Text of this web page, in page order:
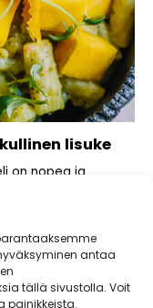
antaa
tällä sivustolla. Voit
lisuke
on nopea ja
Upota